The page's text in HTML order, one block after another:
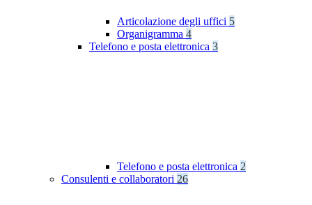
Articolazione degli uffici 5
Organigramma 4
Telefono e posta elettronica 3
Telefono e posta elettronica 2
Consulenti e collaboratori 26